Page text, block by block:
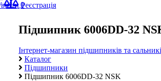
0
Реєстрація
Підшипник 6006DD-32
Інтернет-магазин підшипників та
Каталог
Підшипники
Підшипник 6006DD-32 NSK